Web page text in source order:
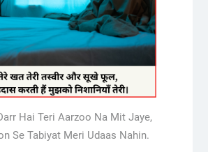
Hai Teri Aarzoo Na Mit Jaye,
Se Tabiyat Meri Udaas Nahin.